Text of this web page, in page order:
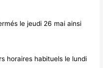
le jeudi 26 mai ainsi
horaires habituels le lundi